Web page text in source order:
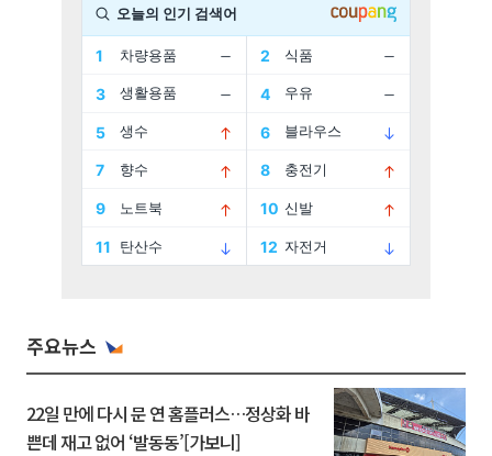
주요뉴스
22일 만에 다시 문 연 홈플러스…정상화 바
쁜데 재고 없어 ‘발동동’[가보니]